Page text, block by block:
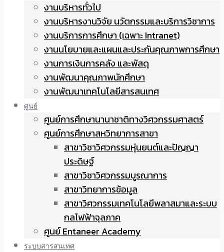
งานบริหารทั่วไป
งานบริหารงานวิจัย นวัตกรรมและบริการวิชาการ
งานบริการการศึกษา (เฉพาะ Intranet)
งานนโยบายและแผนและประกันคุณภาพการศึกษา
งานการเงินการคลัง และพัสดุ
งานพัฒนาคุณภาพนักศึกษา
งานพัฒนาเทคโนโลยีสารสนเทศ
ศูนย์
ศูนย์การศึกษานานาชาติทางวิศวกรรมศาสตร์
ศูนย์การศึกษาสหวิทยาการสาขา
สาขาวิชาวิศวกรรมหุ่นยนต์และปัญญา
ประดิษฐ์
สาขาวิชาวิศวกรรมบูรณาการ
สาขาวิทยาการข้อมูล
สาขาวิศวกรรมเทคโนโลยีพลาสมาและระบบ
กลไฟฟ้าจุลภาค
ศูนย์ Entaneer Academy
ระบบสารสนเทศ